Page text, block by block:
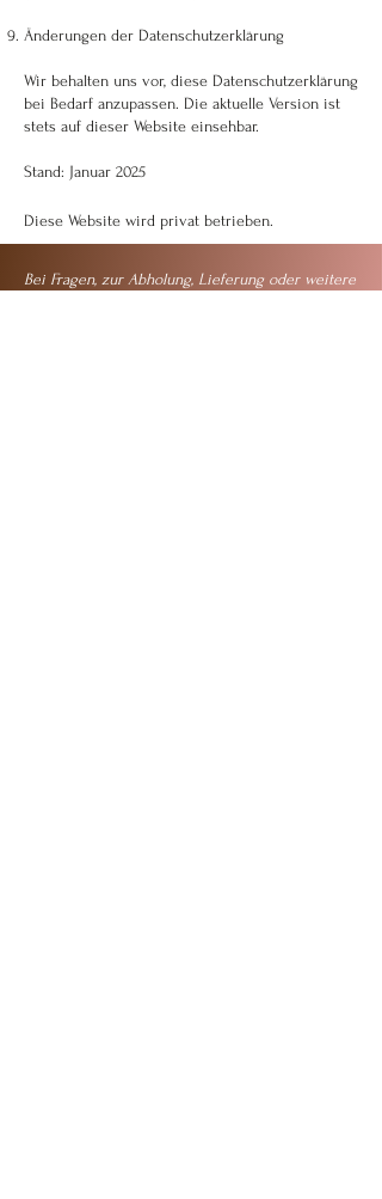
Änderungen der Datenschutzerklärung
Wir behalten uns vor, diese Datenschutzerklärung
bei Bedarf anzupassen. Die aktuelle Version ist
stets auf dieser Website einsehbar.
Stand: Januar 2025
Diese Website wird privat betrieben.
Bei Fragen, zur Abholung, Lieferung oder weitere